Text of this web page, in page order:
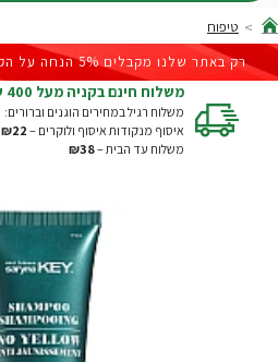
home
טיפוח
רק באתר שלנו מקבלים 5% הנחה על הקנייה הבאה |
משלוח חינם בקניה מעל 400 ש"ח | דרך איפוסט עד 5 ק"ג
משלוח רגיל במחירים הוגנים וברורים:
איסוף מנקודות איסוף ולוקרים – ₪22
משלוח עד הבית –₪38